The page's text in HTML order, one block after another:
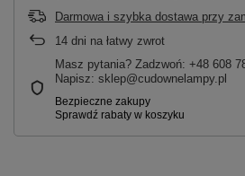
Darmowa i szybka dostawa przy
14 dni na łatwy zwrot
Masz pytania? Zadzwoń: +48 608
Napisz: sklep@cudownelampy.pl